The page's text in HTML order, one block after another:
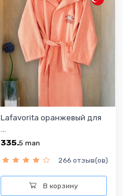
Lafavorita оранжевый для
...
335.5 man
266 отзыв(ов)
В корзину